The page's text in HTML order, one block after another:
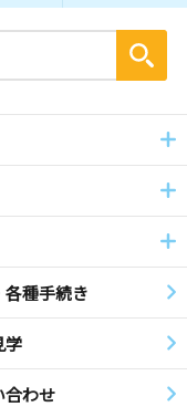
各種手続き
学
合わせ